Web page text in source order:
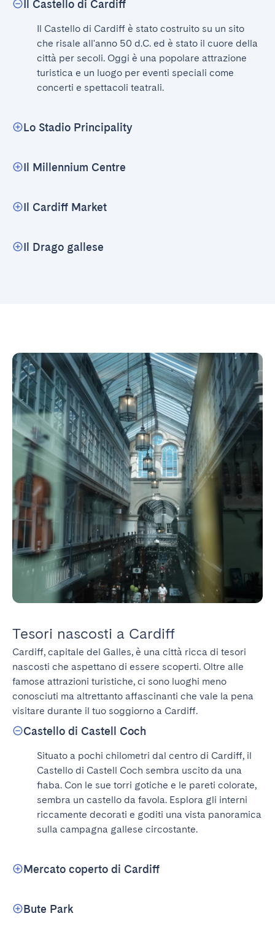
Il Castello di Cardiff
Il Castello di Cardiff è stato costruito su un sito
che risale all'anno 50 d.C. ed è stato il cuore della
città per secoli. Oggi è una popolare attrazione
turistica e un luogo per eventi speciali come
concerti e spettacoli teatrali.
Lo Stadio Principality
Il Millennium Centre
Il Cardiff Market
Il Drago gallese
Tesori nascosti a Cardiff
Cardiff, capitale del Galles, è una città ricca di tesori
nascosti che aspettano di essere scoperti. Oltre alle
famose attrazioni turistiche, ci sono luoghi meno
conosciuti ma altrettanto affascinanti che vale la pena
visitare durante il tuo soggiorno a Cardiff.
Castello di Castell Coch
Situato a pochi chilometri dal centro di Cardiff, il
Castello di Castell Coch sembra uscito da una
fiaba. Con le sue torri gotiche e le pareti colorate,
sembra un castello da favola. Esplora gli interni
riccamente decorati e goditi una vista panoramica
sulla campagna gallese circostante.
Mercato coperto di Cardiff
Bute Park